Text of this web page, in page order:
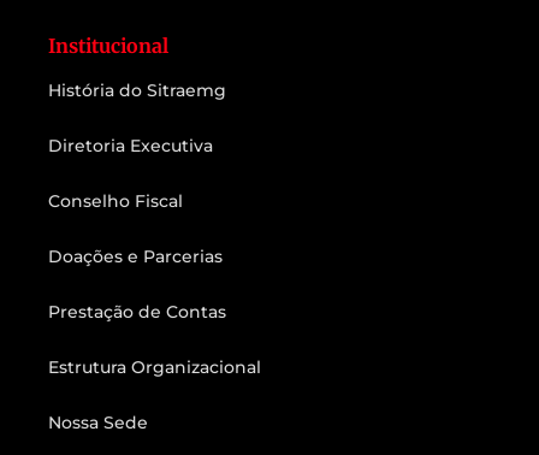
Institucional
História do Sitraemg
Diretoria Executiva
Conselho Fiscal
Doações e Parcerias
Prestação de Contas
Estrutura Organizacional
Nossa Sede